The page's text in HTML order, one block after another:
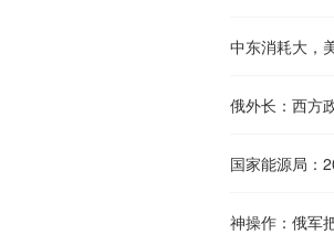
中东消耗大，
俄外长：西方
国家能源局：